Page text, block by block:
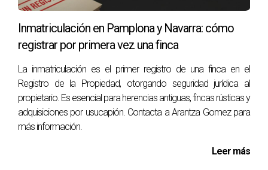
de probar platos típicos como el "pintxo" o el
Además, considera unirte a grupos locales en redes
obtener recomendaciones útiles.
CONCLUSIÓN
enriquecedora llena de oportunidades para ti y tu familia.
Inmatriculación en Pamplona y Navarra: cómo
registrar por primera vez una finca
La inmatriculación es el primer registro de una finca en el
Registro de la Propiedad, otorgando seguridad jurídica al
propietario. Es esencial para herencias antiguas, fincas rústicas y
adquisiciones por usucapión. Contacta a Arantza Gomez para
más información.
Leer más